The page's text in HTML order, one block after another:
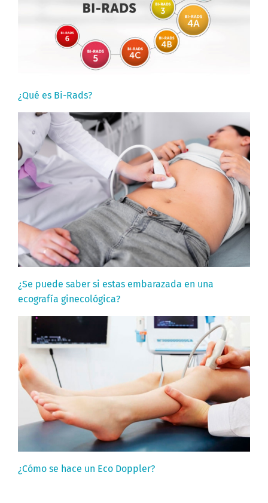
¿Qué es Bi-Rads?
¿Se puede saber si estas embarazada en una
ecografía ginecológica?
¿Cómo se hace un Eco Doppler?